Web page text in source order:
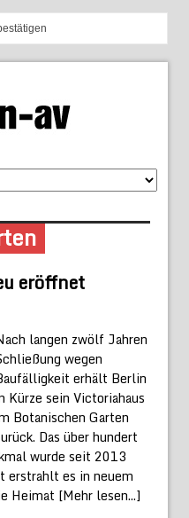
eröffnet
langen zwölf Jahren
wegen
erhält Berlin
Kürze sein Victoriahaus
Botanischen Garten
Das über hundert
wurde seit 2013
erstrahlt es in neuem
Heimat [Mehr lesen...]